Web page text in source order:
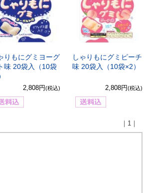
りもにグミヨーグ
味 20袋入（10袋
2,808円(税込)
しゃりもにグミピーチ
味 20袋入（10袋×2）
2,808円(税込)
｜1｜